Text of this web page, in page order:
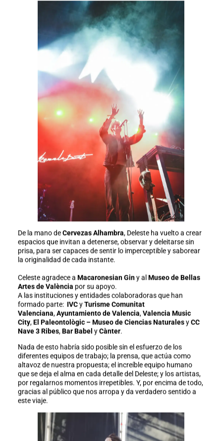
De la mano deCervezas Alhambra, Deleste ha vuelto a crear
espacios que invitan a detenerse, observar y deleitarse sin
prisa, para ser capaces de sentir lo imperceptible y saborear
la originalidad de cada instante.
Celeste agradece a Macaronesian Giny alMuseo de Bellas
Artes de València por su apoyo.
A las instituciones y entidades colaboradoras que han
formado parte: IVCyTurisme Comunitat
Valenciana, Ayuntamiento de Valencia, Valencia Music
City, El Paleontològic – Museo de Ciencias NaturalesyCC
Nave 3 Ribes, Bar Babel yCànter.
Nada de esto habría sido posible sin el esfuerzo de los
diferentes equipos de trabajo; la prensa, que actúa como
altavoz de nuestra propuesta; el increíble equipo humano
que se deja el alma en cada detalle del Deleste; y los artistas,
por regalarnos momentos irrepetibles. Y, por encima de todo,
gracias al público que nos arropa y da verdadero sentido a
este viaje.